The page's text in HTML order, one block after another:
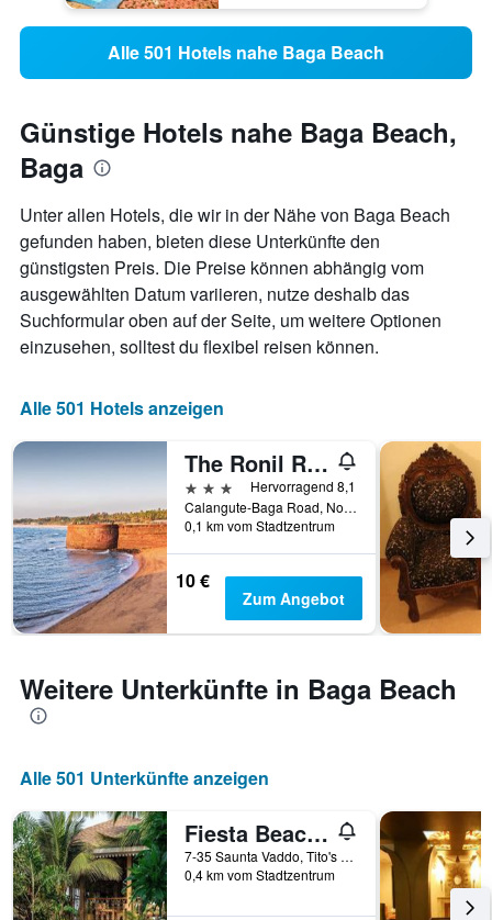
Alle 501 Hotels nahe Baga Beach
Günstige Hotels nahe Baga Beach,
Baga
Unter allen Hotels, die wir in der Nähe von Baga Beach
gefunden haben, bieten diese Unterkünfte den
günstigsten Preis. Die Preise können abhängig vom
ausgewählten Datum variieren, nutze deshalb das
Suchformular oben auf der Seite, um weitere Optionen
einzusehen, solltest du flexibel reisen können.
Alle 501 Hotels anzeigen
The Ronil Royale Hotel
3 Sterne
Hervorragend 8,1
Calangute-Baga Road, North Goa, Baga, Indien
0,1 km vom Stadtzentrum
10 €
Zum Angebot
Weitere Unterkünfte in Baga Beach
Alle 501 Unterkünfte anzeigen
Fiesta Beach Resort
7-35 Saunta Vaddo, Tito's Road, Baga, Indien
0,4 km vom Stadtzentrum